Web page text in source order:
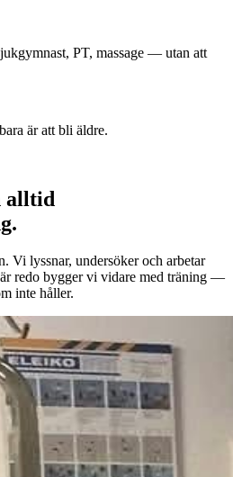
PT, massage — utan att
är att bli äldre.
alltid
Vi lyssnar, undersöker och arbetar
redo bygger vi vidare med träning —
inte håller.